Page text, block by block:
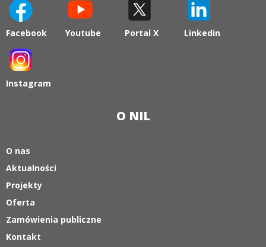
Facebook otwieraYoutube
Portal X
Linkedin
Instagram
O NIL
O nas
Aktualności
Projekty
Oferta
Zamówienia publiczne
Kontakt